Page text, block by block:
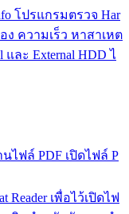
โปรแกรมตรวจ Har
ความเร็ว หาสาเหต
ละ External HDD ไ
นไฟล์ PDF เปิดไฟล์ P
เพื่อไว้เปิดไฟ